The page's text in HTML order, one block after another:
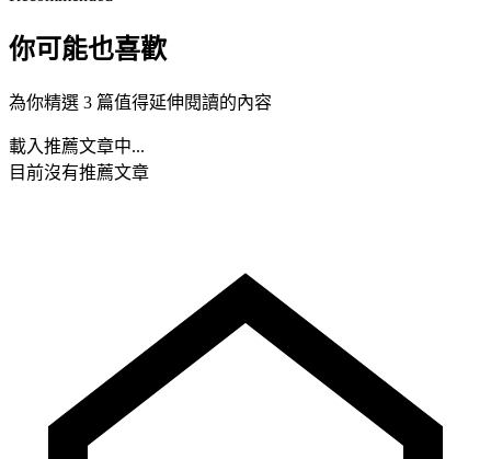
你可能也喜歡
為你精選 3 篇值得延伸閱讀的內容
載入推薦文章中...
目前沒有推薦文章